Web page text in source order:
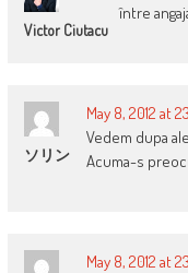
Victor Ciutacu
între
ソリン
May 8, 2012 at
Vedem dupa
Acuma-s
May 8, 2012 at